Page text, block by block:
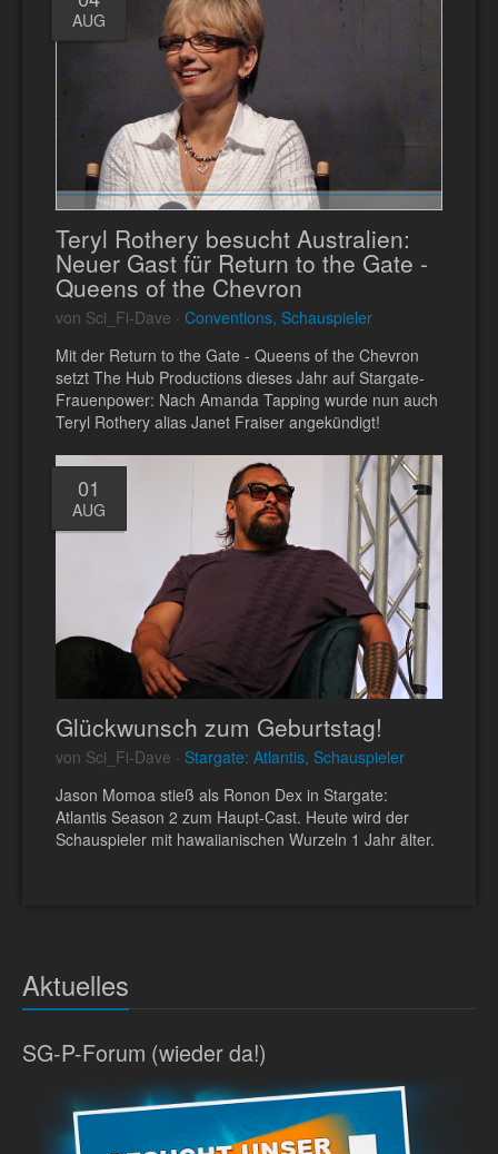
AUG
Teryl Rothery besucht Australien:
Neuer Gast für Return to the Gate -
Queens of the Chevron
von Sci_Fi-Dave · Conventions, Schauspieler
Mit der Return to the Gate - Queens of the Chevron
setzt The Hub Productions dieses Jahr auf Stargate-
Frauenpower: Nach Amanda Tapping wurde nun auch
Teryl Rothery alias Janet Fraiser angekündigt!
01
AUG
Glückwunsch zum Geburtstag!
von Sci_Fi-Dave · Stargate: Atlantis, Schauspieler
Jason Momoa stieß als Ronon Dex in Stargate:
Atlantis Season 2 zum Haupt-Cast. Heute wird der
Schauspieler mit hawaiianischen Wurzeln 1 Jahr älter.
Aktuelles
SG-P-Forum (wieder da!)